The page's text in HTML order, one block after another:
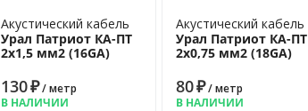
Акустический кабель
Урал Патриот КА-ПТ
2х1,5 мм2 (16GA)
130₽/ метр
В НАЛИЧИИ
Акустический кабель
Урал Патриот КА-ПТ
2х0,75 мм2 (18GA)
80₽/ метр
В НАЛИЧИИ